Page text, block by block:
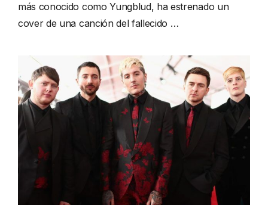
más conocido como Yungblud, ha estrenado un
cover de una canción del fallecido …